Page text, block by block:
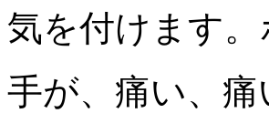
気を付けます。
手が、痛い、痛